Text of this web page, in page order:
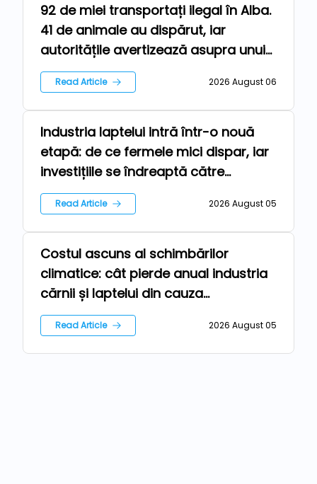
Farm
92 de miei transportați ilegal în Alba.
41 de animale au dispărut, iar
autoritățile avertizează asupra unui
risc epidemiologic major
Read Article 2026 August 06
Technologies
Industria laptelui intră într-o nouă
etapă: de ce fermele mici dispar, iar
investițiile se îndreaptă către
automatizare
Read Article 2026 August 05
Repers
Costul ascuns al schimbărilor
climatice: cât pierde anual industria
cărnii și laptelui din cauza
temperaturilor extreme?
Read Article 2026 August 05